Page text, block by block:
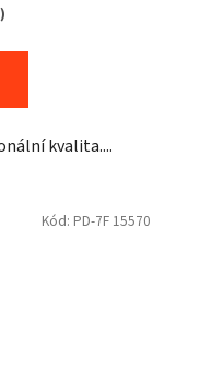
kvalita....
Kód: PD-7F 15570